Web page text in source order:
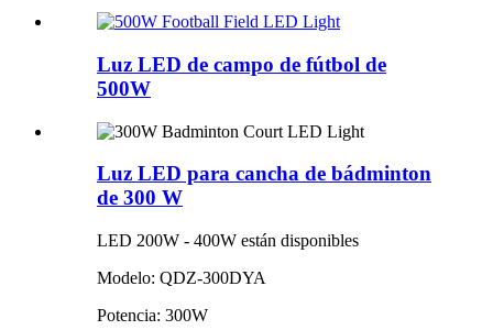
Luz LED de campo de fútbol de
500W
Luz LED para cancha de bádminton
de 300 W
LED 200W - 400W están disponibles
Modelo: QDZ-300DYA
Potencia: 300W